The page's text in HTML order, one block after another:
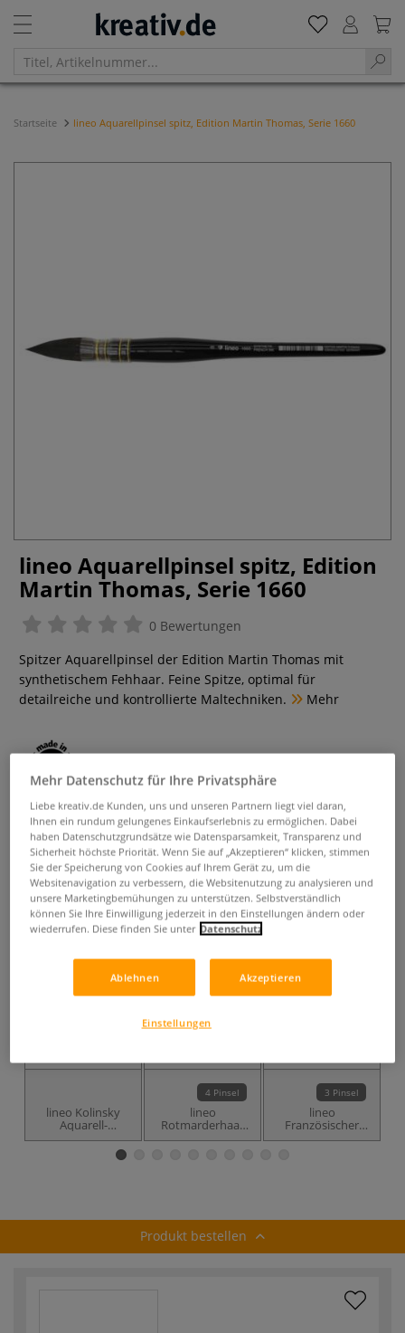
Startseite lineo Aquarellpinsel spitz, Edition Martin Thomas, Serie 1660
lineo Aquarellpinsel spitz, Edition
Martin Thomas, Serie 1660
0 Bewertungen
Spitzer Aquarellpinsel der Edition Martin Thomas mit
synthetischem Fehhaar. Feine Spitze, optimal für
detailreiche und kontrollierte Maltechniken.
Mehr
ab12,20 €
inklusive 19% bzw. 7% MwSt,
ggf. zuzüglichVersandkosten
Produkt bestellen
Das könnte Sie auch interessieren
lineo Kolinsky
Aquarell-
Reisepinsel, rund,
4 Pinsel
lineo
Rotmarderhaar
Aquarell-
3 Pinsel
lineo
Französischer
Aquarellpinsel,
Produkt bestellen
Mehr Datenschutz für Ihre Privatsphäre
Liebe kreativ.de Kunden, uns und unseren Partnern liegt viel daran,
Ihnen ein rundum gelungenes Einkaufserlebnis zu ermöglichen. Dabei
haben Datenschutzgrundsätze wie Datensparsamkeit, Transparenz und
Sicherheit höchste Priorität. Wenn Sie auf „Akzeptieren“ klicken, stimmen
Sie der Speicherung von Cookies auf Ihrem Gerät zu, um die
Websitenavigation zu verbessern, die Websitenutzung zu analysieren und
unsere Marketingbemühungen zu unterstützen. Selbstverständlich
können Sie Ihre Einwilligung jederzeit in den Einstellungen ändern oder
wiederrufen. Diese finden Sie unter Datenschutz
Ablehnen Akzeptieren
Einstellungen